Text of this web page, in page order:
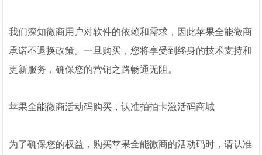
我们深知微商用户对软件的依赖和需求，因此苹果全能微商
承诺不退换政策。一旦购买，您将享受到终身的技术支持和
更新服务，确保您的营销之路畅通无阻。
苹果全能微商活动码购买，认准拍拍卡激活码商城
为了确保您的权益，购买苹果全能微商的活动码时，请认准